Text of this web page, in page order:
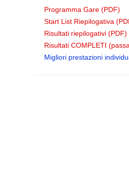
Programma Gare (PDF)
Start List Riepilogativa
Risultati riepilogativi (PDF)
Risultati COMPLETI
Migliori prestazioni